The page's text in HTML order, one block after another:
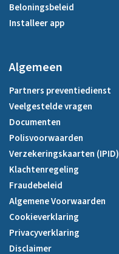
Beloningsbeleid
Installeer app
Algemeen
Partners preventiedienst
Veelgestelde vragen
Documenten
Polisvoorwaarden
Verzekeringskaarten (IPID)
Klachtenregeling
Fraudebeleid
Algemene Voorwaarden
Cookieverklaring
Privacyverklaring
Disclaimer